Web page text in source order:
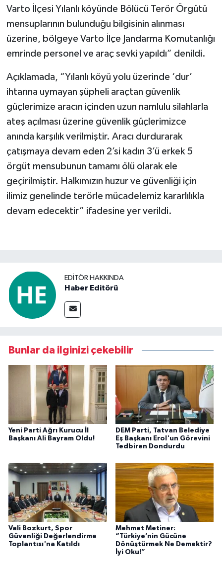
Varto İlçesi Yılanlı köyünde Bölücü Terör Örgütü
mensuplarının bulunduğu bilgisinin alınması
üzerine, bölgeye Varto İlçe Jandarma Komutanlığı
emrinde personel ve araç sevki yapıldı” denildi.
Açıklamada, “Yılanlı köyü yolu üzerinde ‘dur’
ihtarına uymayan şüpheli araçtan güvenlik
güçlerimize aracın içinden uzun namlulu silahlarla
ateş açılması üzerine güvenlik güçlerimizce
anında karşılık verilmiştir. Aracı durdurarak
çatışmaya devam eden 2’si kadın 3’ü erkek 5
örgüt mensubunun tamamı ölü olarak ele
geçirilmiştir. Halkımızın huzur ve güvenliği için
ilimiz genelinde terörle mücadelemiz kararlılıkla
devam edecektir” ifadesine yer verildi.
EDITÖR HAKKINDA
Haber Editörü
Bunlar da ilginizi çekebilir
Yeni Parti Ağrı Kurucu İl
Başkanı Ali Bayram Oldu!
DEM Parti, Tatvan Belediye
Eş Başkanı Erol'un Görevini
Tedbiren Dondurdu
Vali Bozkurt, Spor
Güvenliği Değerlendirme
Toplantısı'na Katıldı
Mehmet Metiner:
“Türkiye’nin Gücüne
Dönüştürmek Ne Demektir?
İyi Oku!”